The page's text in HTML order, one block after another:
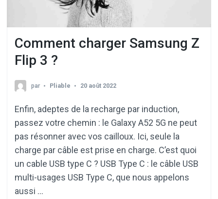
Comment charger Samsung Z
Flip 3 ?
par Pliable 20 août 2022
Enfin, adeptes de la recharge par induction,
passez votre chemin : le Galaxy A52 5G ne peut
pas résonner avec vos cailloux. Ici, seule la
charge par câble est prise en charge. C’est quoi
un cable USB type C ? USB Type C : le câble USB
multi-usages USB Type C, que nous appelons
aussi …